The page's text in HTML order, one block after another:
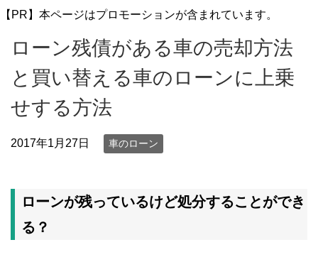
【PR】本ページはプロモーションが含まれています。
ローン残債がある車の売却方法
と買い替える車のローンに上乗
せする方法
2017年1月27日 車のローン
ローンが残っているけど処分することができ
る？